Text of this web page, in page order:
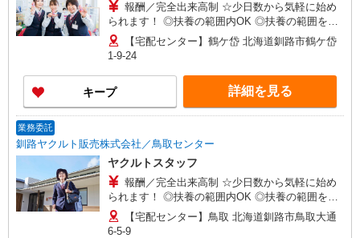
報酬／完全出来高制 ☆少日数から気軽に始め
られます！ ◎扶養の範囲内OK ◎扶養の範囲を超
えた高収入も応相談 月額80,000円〜 ※研修期間中
は日当支払あり（5日間：時給1000円）
【宅配センター】鶴ケ岱 北海道釧路市鶴ケ岱
1-9-24
キープ 詳細を見る
業務委託
釧路ヤクルト販売株式会社／鳥取センター
ヤクルトスタッフ
報酬／完全出来高制 ☆少日数から気軽に始め
られます！ ◎扶養の範囲内OK ◎扶養の範囲を超
えた高収入も応相談 月額80,000円〜 ※研修期間中
は日当支払あり（5日間：時給1000円）
【宅配センター】鳥取 北海道釧路市鳥取大通
6-5-9